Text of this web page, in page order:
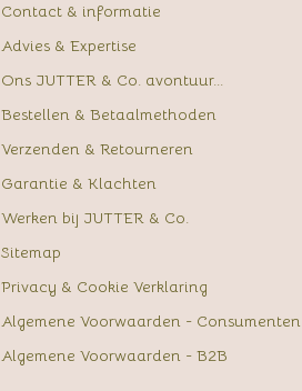
Contact & informatie
Advies & Expertise
Ons JUTTER & Co. avontuur...
Bestellen & Betaalmethoden
Verzenden & Retourneren
Garantie & Klachten
Werken bij JUTTER & Co.
Sitemap
Privacy & Cookie Verklaring
Algemene Voorwaarden - Consumenten
Algemene Voorwaarden - B2B